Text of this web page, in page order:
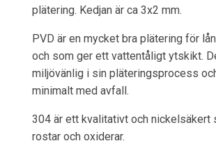
plätering. Kedjan är ca 3x2 mm.
PVD är en mycket bra plätering för
och som ger ett vattentåligt ytskikt.
miljövänlig i sin pläteringsprocess
minimalt med avfall.
304 är ett kvalitativt och nickelsäkert
rostar och oxiderar.